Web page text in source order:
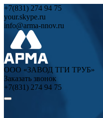
+7(831) 274 94 75
your.skype.ru
info@arma-nnov.ru
ООО «ЗАВОД ТГИ ТРУБ»
Заказать звонок
+7(831) 274 94 75